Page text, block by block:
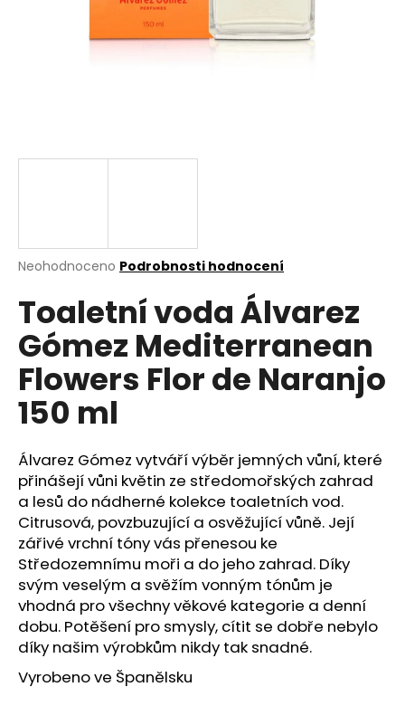
Průměrné
produktu
0,0
z
5
hvězdiček.
Neohodnoceno Podrobnosti hodnocení
Toaletní voda Álvarez
Gómez Mediterranean
Flowers Flor de Naranjo
150 ml
Álvarez Gómez vytváří výběr jemných vůní, které
přinášejí vůni květin ze středomořských zahrad
a lesů do nádherné kolekce toaletních vod.
Citrusová, povzbuzující a osvěžující vůně. Její
zářivé vrchní tóny vás přenesou ke
Středozemnímu moři a do jeho zahrad. Díky
svým veselým a svěžím vonným tónům je
vhodná pro všechny věkové kategorie a denní
dobu. Potěšení pro smysly, cítit se dobře nebylo
díky našim výrobkům nikdy tak snadné.
Vyrobeno ve Španělsku
o
p
o
r
u
č
u
j
e
m
e
PODZIMNÍ
DEKORACE
SE
SLUNEČNICEMI.
115
Kč